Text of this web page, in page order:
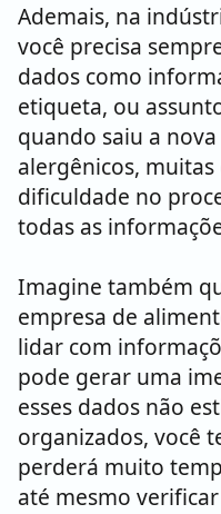
Ademais, na
você precisa
dados como
etiqueta, ou
quando saiu a
alergênicos,
dificuldade no
todas as
Imagine também
empresa de
lidar com
pode gerar uma
esses dados não
organizados, você
perderá muito
até mesmo